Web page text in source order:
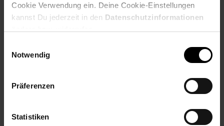
Cookie Verwendung ein. Deine Cookie-Einstellungen
kannst Du jederzeit in den Datenschutzinformationen
Notwendig
Präferenzen
Statistiken
stabilen Halt findet. Das 0,5 m lange Kabel ermöglicht eine
flexible Positionierung, damit Sie die Lampe jederzeit
Vielseitigkeit. Alle Modi sind dimmbar, sodass Sie die
Lichtintensität stufenlos an Ihre Bedürfnisse anpassen
nicht blendende rote LED. Der wiederaufladbare Li-Polymer
Akku sorgt für anhaltende Leistung und ist dank IPX7-
Anzeige für schwachen Akku, direkt im Reflektor integriert,
gibt Ihnen rechtzeitig Bescheid, wenn es Zeit zum Aufladen ist.